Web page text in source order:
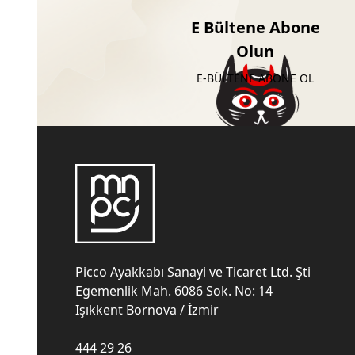
E Bültene Abone
Olun
E-BÜLTENE ABONE OL
Picco Ayakkabı Sanayi ve Ticaret Ltd. Şti
Egemenlik Mah. 6086 Sok. No: 14
Işıkkent Bornova / İzmir
444 29 26